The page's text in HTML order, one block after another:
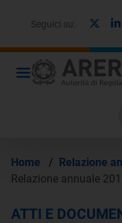
Seguici su:
Home / Relazione
Relazione annuale
ATTI E